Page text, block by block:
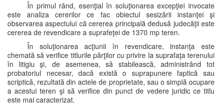
În primul rând, esenţial în soluţionarea excepţiei invocate
este analiza cererilor ce fac obiectul sesizării instanţei şi
observarea aspectului că cererea principală dedusă judecăţii este
cererea de revendicare a suprafeţei de 1370 mp teren.
În soluţionarea acţiunii în revendicare, instanţa este
chemată să verifice titlurile părţilor cu privire la suprafaţa terenului
în litigiu şi, de asemenea, să stabilească, administrând tot
probatoriul necesar, dacă există o suprapunere faptică sau
scriptică, rezultată din actele de proprietate, sau o simplă ocupare
a acestui teren şi să verifice din punct de vedere juridic ce titlu
este mai caracterizat.